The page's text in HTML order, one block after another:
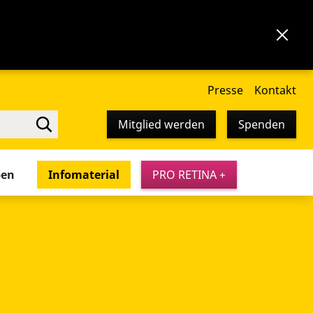
Presse Kontakt
Mitglied werden Spenden
Infomaterial PRO RETINA +